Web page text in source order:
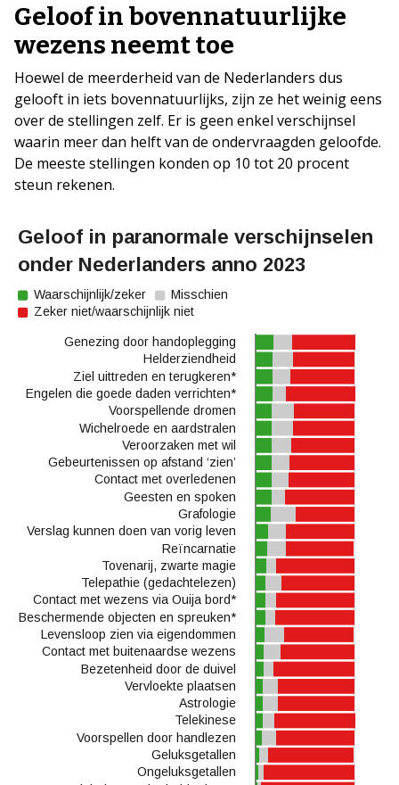
Geloof in bovennatuurlijke
wezens neemt toe
Hoewel de meerderheid van de Nederlanders dus
gelooft in iets bovennatuurlijks, zijn ze het weinig eens
over de stellingen zelf. Er is geen enkel verschijnsel
waarin meer dan helft van de ondervraagden geloofde.
De meeste stellingen konden op 10 tot 20 procent
steun rekenen.